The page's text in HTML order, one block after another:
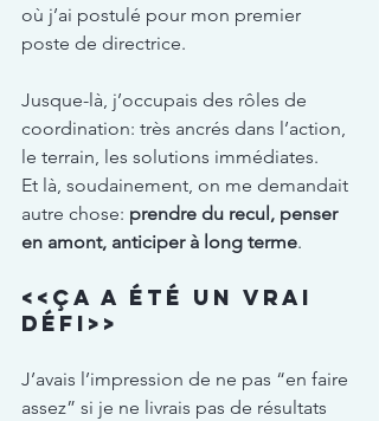
où j’ai postulé pour mon premier
poste de directrice.
Jusque-là, j’occupais des rôles de
coordination: très ancrés dans l’action,
le terrain, les solutions immédiates.
Et là, soudainement, on me demandait
autre chose: prendre du recul, penser
en amont, anticiper à long terme.
<<Ça a été un vrai
défi>>
J’avais l’impression de ne pas “en faire
assez” si je ne livrais pas de résultats